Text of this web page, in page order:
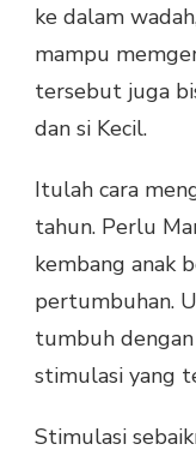
ke dalam
mampu
tersebut juga
dan si Kecil.
Itulah cara
tahun. Perlu
kembang anak
pertumbuhan.
tumbuh
stimulasi yang
Stimulasi